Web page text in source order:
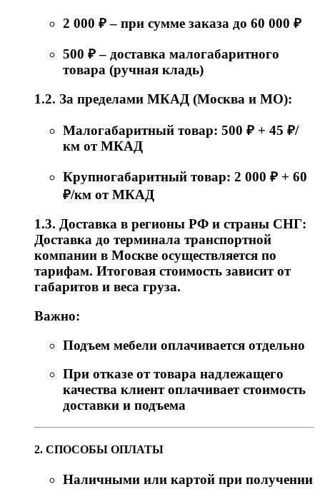
2 000 ₽ – при сумме заказа до 60 000 ₽
500 ₽ – доставка малогабаритного
товара (ручная кладь)
1.2. За пределами МКАД (Москва и МО):
Малогабаритный товар: 500 ₽ + 45 ₽/
км от МКАД
Крупногабаритный товар: 2 000 ₽ + 60
₽/км от МКАД
1.3. Доставка в регионы РФ и страны СНГ:
Доставка до терминала транспортной
компании в Москве осуществляется по
тарифам. Итоговая стоимость зависит от
габаритов и веса груза.
Важно:
Подъем мебели оплачивается отдельно
При отказе от товара надлежащего
качества клиент оплачивает стоимость
доставки и подъема
2. СПОСОБЫ ОПЛАТЫ
Наличными или картой при получении